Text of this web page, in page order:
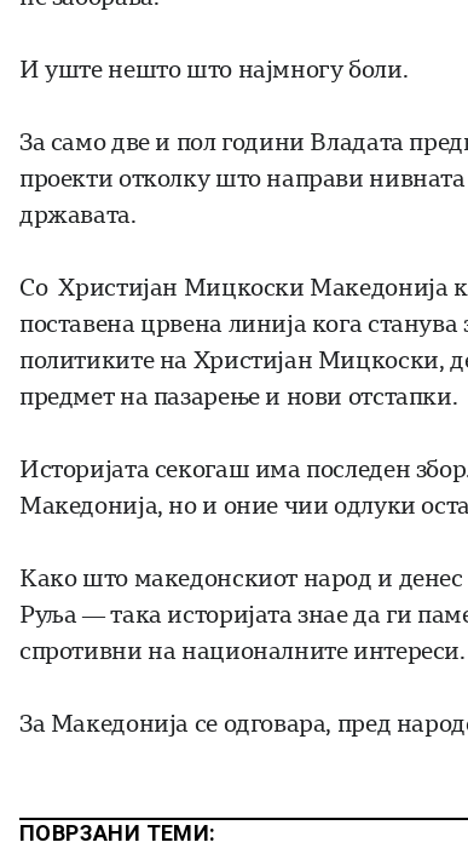
И уште нешто што најмногу боли.
За само две и пол години Владата
проекти отколку што направи
државата.
Со Христијан Мицкоски Македонија
поставена црвена линија кога
политиките на Христијан Мицкоски,
предмет на пазарење и нови отстапки.
Историјата секогаш има последен
Македонија, но и оние чии одлуки
Како што македонскиот народ и
Руља — така историјата знае да ги
спротивни на националните интереси.
За Македонија се одговара, пред
ПОВРЗАНИ ТЕМИ: